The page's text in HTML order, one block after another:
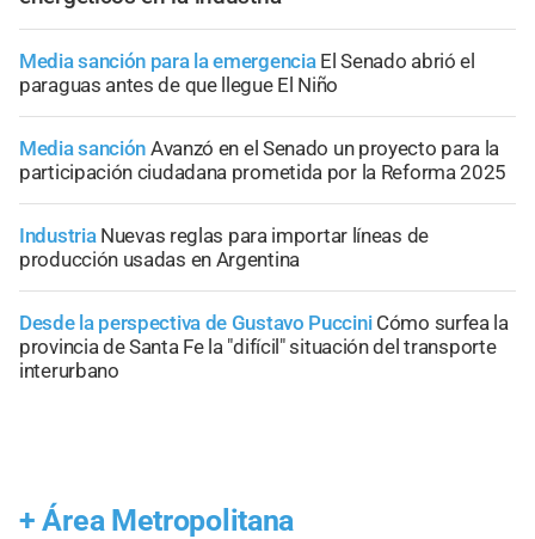
Media sanción para la emergencia El Senado abrió el
paraguas antes de que llegue El Niño
Media sanción Avanzó en el Senado un proyecto para la
participación ciudadana prometida por la Reforma 2025
Industria Nuevas reglas para importar líneas de
producción usadas en Argentina
Desde la perspectiva de Gustavo Puccini Cómo surfea la
provincia de Santa Fe la "difícil" situación del transporte
interurbano
+ Área Metropolitana